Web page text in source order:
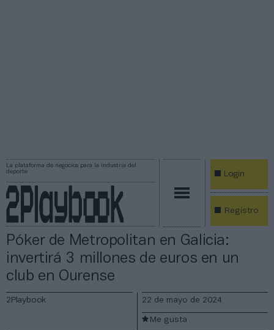
La plataforma de negocios para la industria del
deporte
Login
Registro
Póker de Metropolitan en Galicia:
invertirá 3 millones de euros en un
club en Ourense
2Playbook 22 de mayo de 2024
Me gusta